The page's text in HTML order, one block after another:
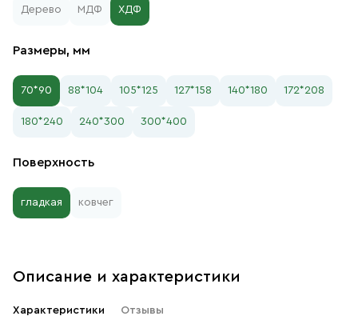
Дерево МДФ ХДФ
Размеры, мм
70*90 88*104 105*125 127*158 140*180 172*208
180*240 240*300 300*400
Поверхность
гладкая ковчег
Описание и характеристики
Характеристики Отзывы